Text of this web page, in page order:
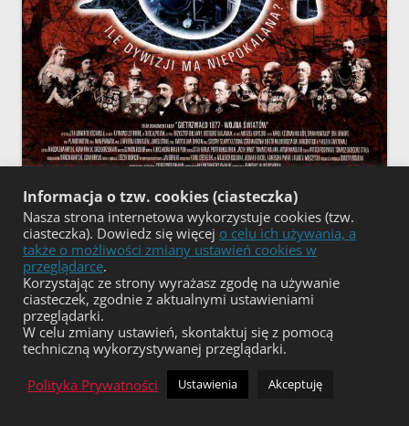
„Gietrzwałd 1877. Wojna światów”
Serdecznie zachęcamy do obejrzenia znakomitego filmu
dokumentalnego„Gietrzwałd 1877. Wojna światów”
Film z jednej strony
składające się na obraz wydarzeń, które rozegrały się w
1877 r. (160 wizji!), a z drugiej –zarysowuje szerokie tło,
Informacja o tzw. cookies (ciasteczka)
Nasza strona internetowa wykorzystuje cookies (tzw.
ciasteczka). Dowiedz się więcej o celu ich używania, a
także o możliwości zmiany ustawień cookies w
przeglądarce.
Korzystając ze strony wyrażasz zgodę na używanie
ciasteczek, zgodnie z aktualnymi ustawieniami
przeglądarki.
W celu zmiany ustawień, skontaktuj się z pomocą
techniczną wykorzystywanej przeglądarki.
Polityka Prywatności
Ustawienia Akceptuję